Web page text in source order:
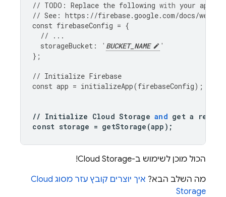
// TODO : Replace the following with your app
// See : https : //firebase.google.com/docs/web
const firebaseConfig = {
//
...
storageBucket : ' BUCKET_NAME
'
};
// Initialize Firebase
const app = initializeApp(firebaseConfig);
// Initialize Cloud Storage and get a
const storage = getStorage (app );
הכול מוכן לשימוש ב-Cloud Storage
!
מה השלב הבא? איך יוצרים קובץ עזר מסוג Cloud
Storage